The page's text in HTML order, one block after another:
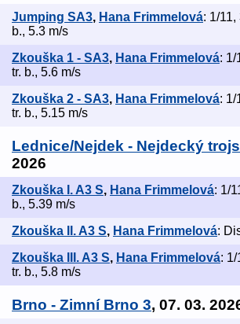
Jumping SA3, Hana Frimmelová: 1/11,
b., 5.3 m/s
Zkouška 1 - SA3, Hana Frimmelová: 1/
tr. b., 5.6 m/s
Zkouška 2 - SA3, Hana Frimmelová: 1/
tr. b., 5.15 m/s
Lednice/Nejdek - Nejdecký
2026
Zkouška I. A3 S, Hana Frimmelová: 1/
b., 5.39 m/s
Zkouška II. A3 S, Hana Frimmelová:
Zkouška III. A3 S, Hana Frimmelová:
tr. b., 5.8 m/s
Brno - Zimní Brno 3, 07. 03.